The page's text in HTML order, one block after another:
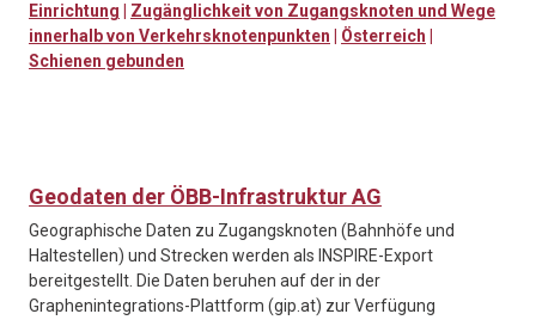
Einrichtung
Zugänglichkeit von Zugangsknoten und Wege
innerhalb von Verkehrsknotenpunkten
Österreich
Schienen gebunden
Geodaten der ÖBB-Infrastruktur AG
Geographische Daten zu Zugangsknoten (Bahnhöfe und
Haltestellen) und Strecken werden als INSPIRE-Export
bereitgestellt. Die Daten beruhen auf der in der
Graphenintegrations-Plattform (gip.at) zur Verfügung